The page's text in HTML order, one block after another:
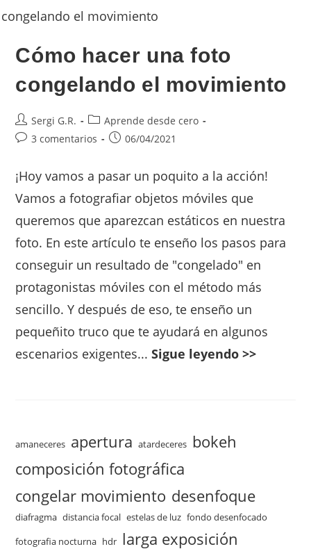
Cómo hacer una foto
congelando el movimiento
Sergi G.R.
Aprende desde cero
3 comentarios
06/04/2021
¡Hoy vamos a pasar un poquito a la acción!
Vamos a fotografiar objetos móviles que
queremos que aparezcan estáticos en nuestra
foto. En este artículo te enseño los pasos para
conseguir un resultado de "congelado" en
protagonistas móviles con el método más
sencillo. Y después de eso, te enseño un
pequeñito truco que te ayudará en algunos
escenarios exigentes...Sigue leyendo >>
amaneceres apertura atardeceres bokeh
composición fotográfica
congelar movimiento desenfoque
diafragma distancia focal estelas de luz fondo desenfocado
fotografia nocturna hdr larga exposición